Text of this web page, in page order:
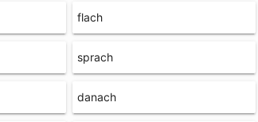
flach
sprach
danach